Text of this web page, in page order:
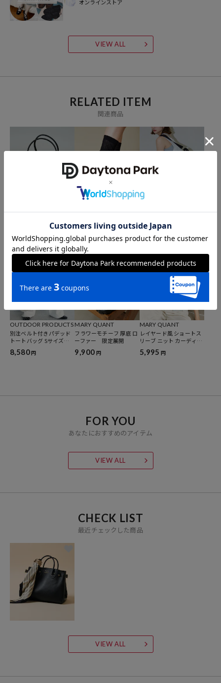
その瞬間を大切に、なりたい自分になれたら。
いま着たいリアルクローズを自由な感性で提案する、
でも愛用したくなるアイテムを提案。物作りにおけるデザイナー自身
の拘りを感じさせるコレクションを展開しています。
オンラインストア
VIEW ALL
RELATED ITEM
関連商品
UDENT S 限定展開
35,640円 10%OFF
ーカー/メリージェーン ス
ニーカー[23.0-24.5cm]
限定展開
9,900 円
ン ショルダーバッグ 限
定展開
8,998 円
OUTDOOR PRODUCTS
別注ベルト付きパデッド
トートバッグ Sサイズ
限定展開
8,580円
MARY QUANT
フラワーモチーフ 厚底 ロ
ーファー 限定展開
9,900 円
MARY QUANT
レイヤード風 ショートス
リーブ ニット カーディガ
ン 限定展開
5,995 円
FOR YOU
あなたにおすすめのアイテム
VIEW ALL
CHECK LIST
最近チェックした商品
VIEW ALL